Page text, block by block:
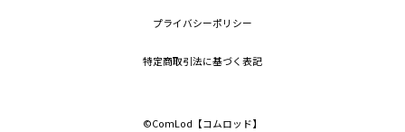
プライバシーポリシー
特定商取引法に基づく表記
©︎ComLod【コムロッド】